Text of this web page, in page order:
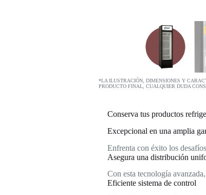
*LA ILUSTRACIÓN, DIMENSIONES Y
PRODUCTO FINAL, CUALQUIER DUDA
Conserva tus productos
Excepcional en una amplia
Enfrenta con éxito los
Asegura una distribución
Con esta tecnología
Eficiente sistema de control